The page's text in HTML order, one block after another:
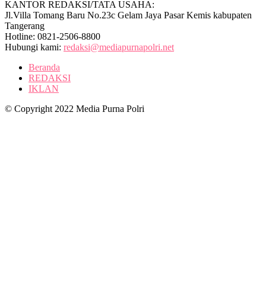
KANTOR REDAKSI/TATA USAHA:
Jl.Villa Tomang Baru No.23c Gelam Jaya Pasar Kemis kabupaten
Tangerang
Hotline: 0821-2506-8800
Hubungi kami: redaksi@mediapurnapolri.net
Beranda
REDAKSI
IKLAN
© Copyright 2022 Media Purna Polri